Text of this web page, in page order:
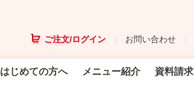
ご注文/ログイン お問い合わせ
はじめての方へ メニュー紹介 資料請求